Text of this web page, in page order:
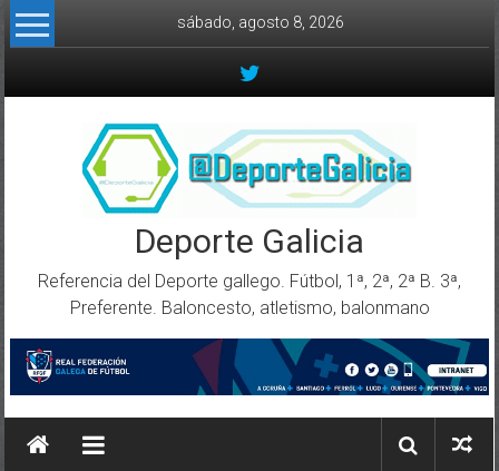
Skip to content
sábado, agosto 8, 2026
Deporte Galicia
Referencia del Deporte gallego. Fútbol, 1ª, 2ª, 2ª B. 3ª,
Preferente. Baloncesto, atletismo, balonmano